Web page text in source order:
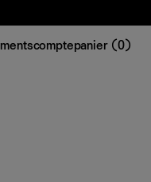
comptepanier (0)